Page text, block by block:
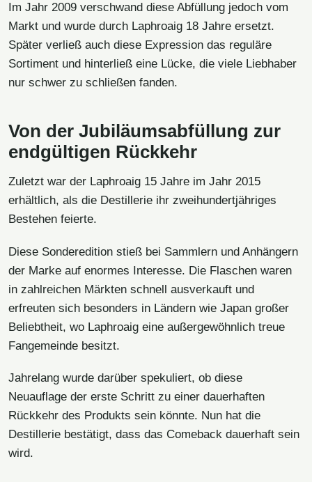
Im Jahr 2009 verschwand diese Abfüllung jedoch vom
Markt und wurde durch Laphroaig 18 Jahre ersetzt.
Später verließ auch diese Expression das reguläre
Sortiment und hinterließ eine Lücke, die viele Liebhaber
nur schwer zu schließen fanden.
Von der Jubiläumsabfüllung zur
endgültigen Rückkehr
Zuletzt war der Laphroaig 15 Jahre im Jahr 2015
erhältlich, als die Destillerie ihr zweihundertjähriges
Bestehen feierte.
Diese Sonderedition stieß bei Sammlern und Anhängern
der Marke auf enormes Interesse. Die Flaschen waren
in zahlreichen Märkten schnell ausverkauft und
erfreuten sich besonders in Ländern wie Japan großer
Beliebtheit, wo Laphroaig eine außergewöhnlich treue
Fangemeinde besitzt.
Jahrelang wurde darüber spekuliert, ob diese
Neuauflage der erste Schritt zu einer dauerhaften
Rückkehr des Produkts sein könnte. Nun hat die
Destillerie bestätigt, dass das Comeback dauerhaft sein
wird.